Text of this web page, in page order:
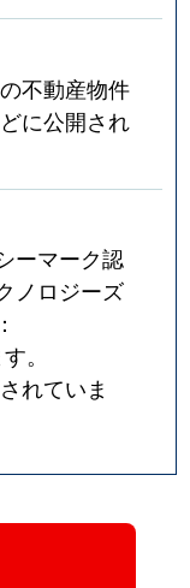
不動産物件
に公開され
ーマーク認
ノロジーズ
。
れていま